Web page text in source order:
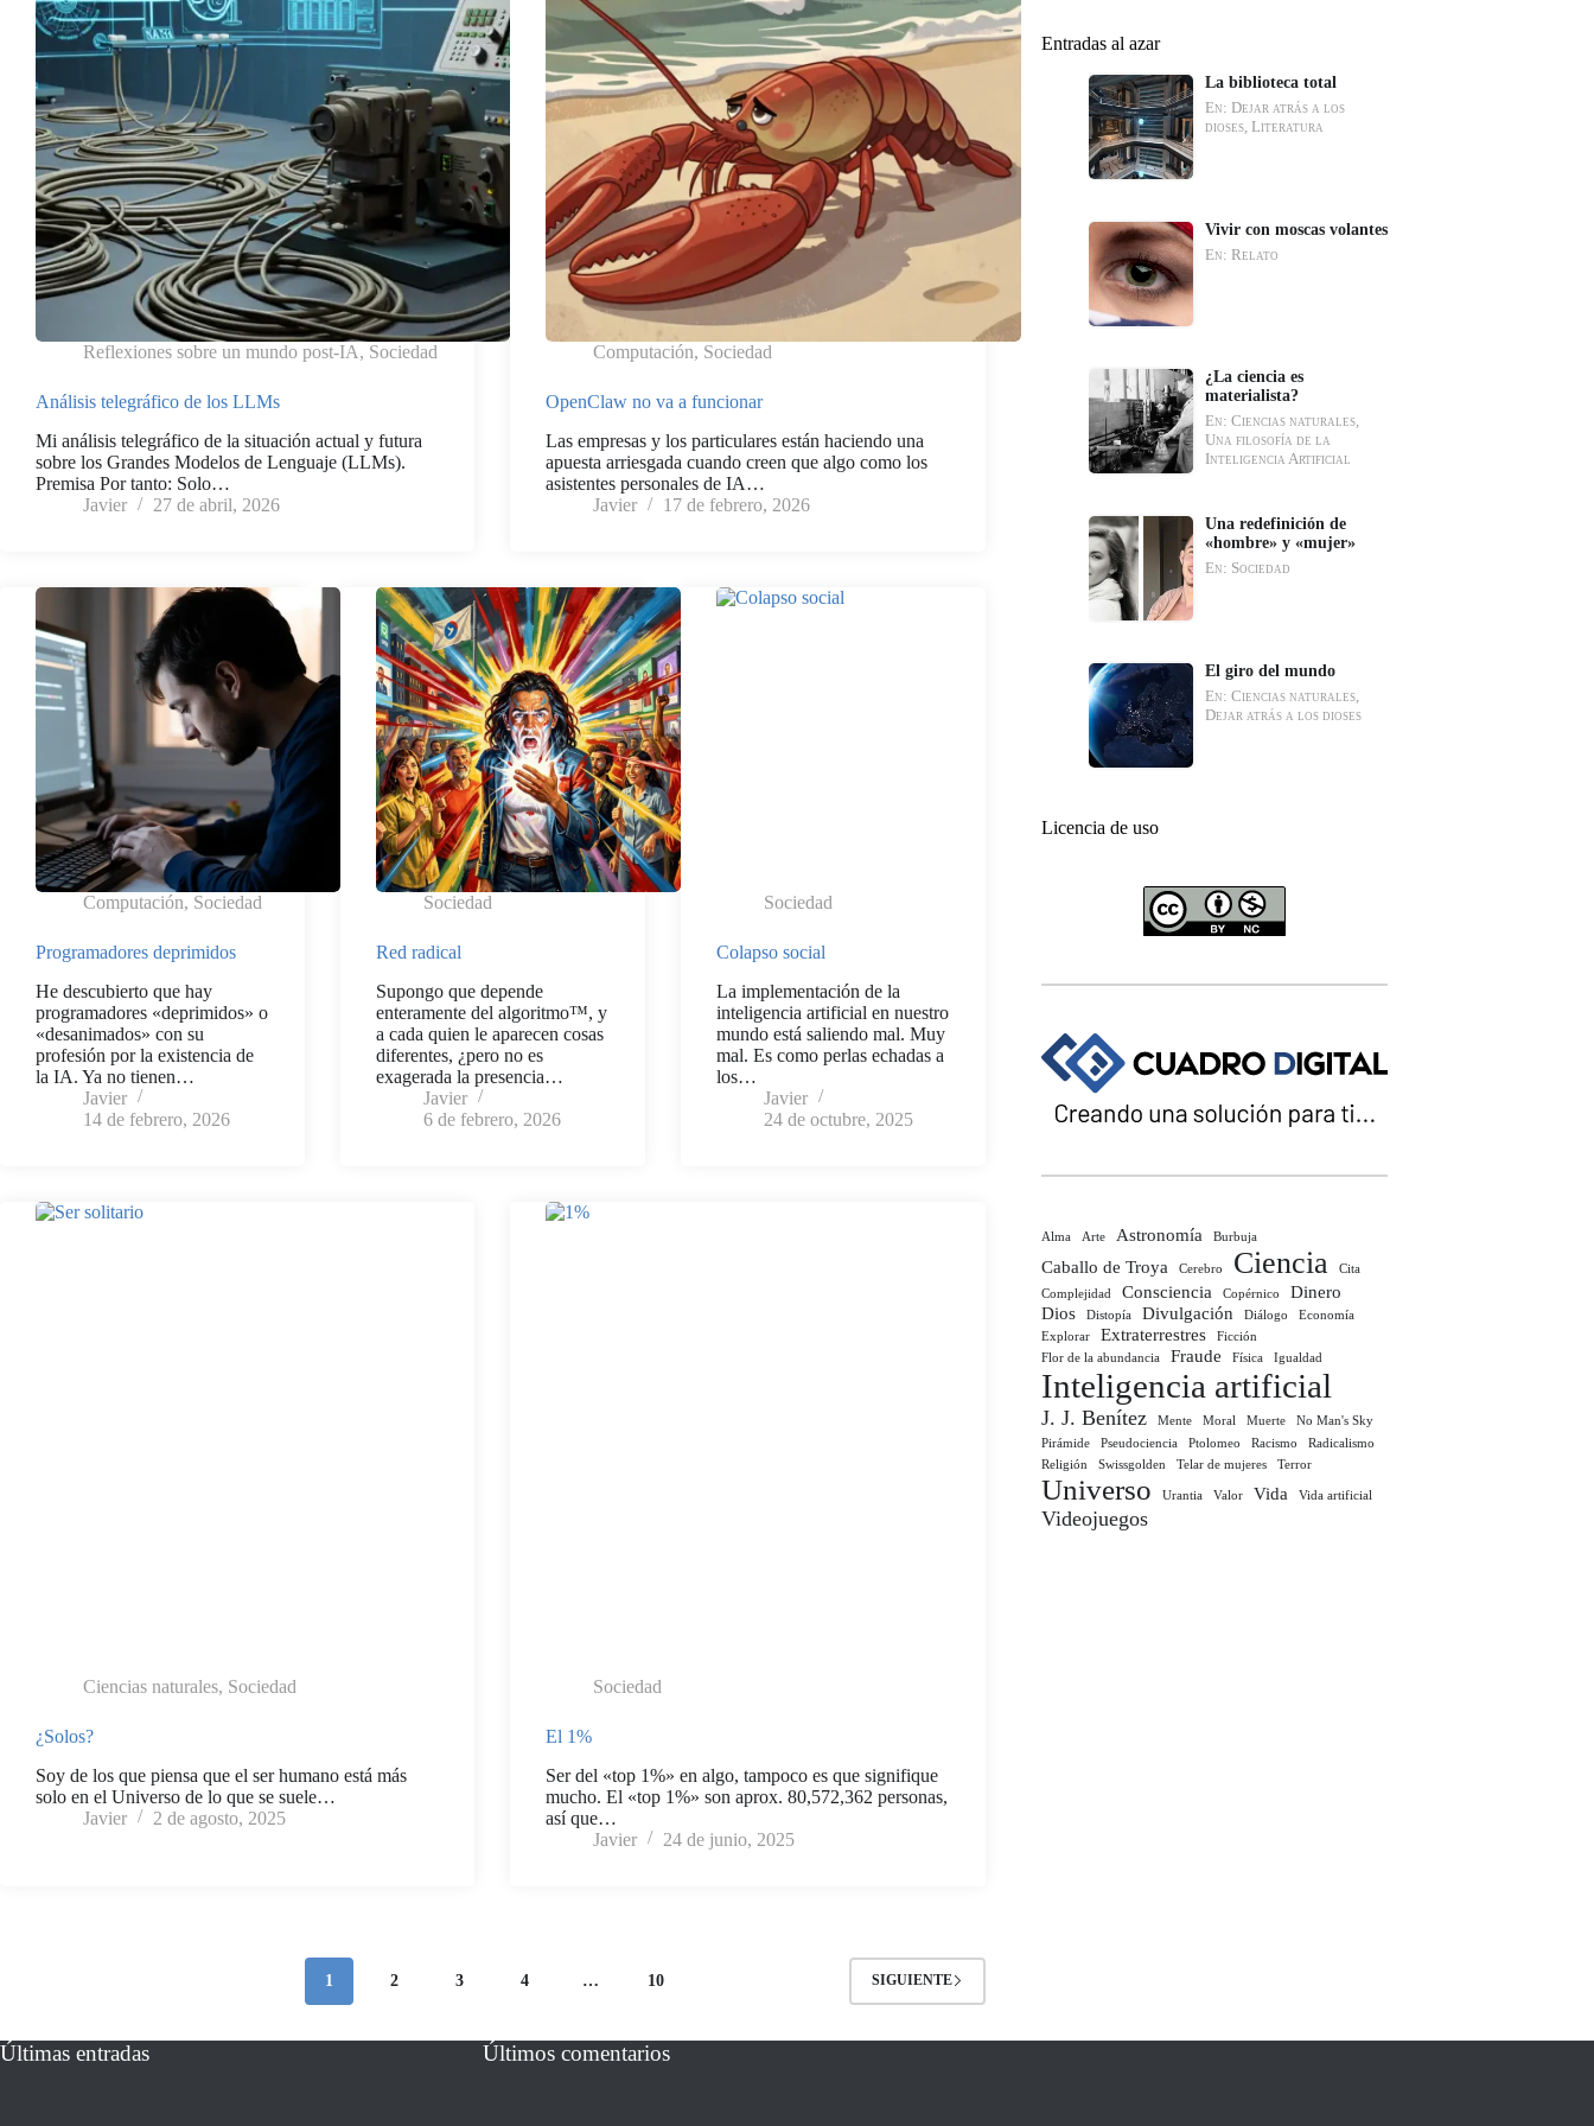
Reflexiones sobre un mundo post-IA, Sociedad
Análisis telegráfico de los LLMs
Mi análisis telegráfico de la situación actual y futura
sobre los Grandes Modelos de Lenguaje (LLMs).
Premisa Por tanto: Solo…
Javier
27 de abril, 2026
Computación, Sociedad
OpenClaw no va a funcionar
Las empresas y los particulares están haciendo una
apuesta arriesgada cuando creen que algo como los
asistentes personales de IA…
Javier
17 de febrero, 2026
Computación, Sociedad
Programadores deprimidos
He descubierto que hay
programadores «deprimidos» o
«desanimados» con su
profesión por la existencia de
la IA. Ya no tienen…
Javier
14 de febrero, 2026
Sociedad
Red radical
Supongo que depende
enteramente del algoritmo™, y
a cada quien le aparecen cosas
diferentes, ¿pero no es
exagerada la presencia…
Javier
6 de febrero, 2026
Sociedad
Colapso social
La implementación de la
inteligencia artificial en nuestro
mundo está saliendo mal. Muy
mal. Es como perlas echadas a
los…
Javier
24 de octubre, 2025
Ciencias naturales, Sociedad
¿Solos?
Soy de los que piensa que el ser humano está más
solo en el Universo de lo que se suele…
Javier
2 de agosto, 2025
Sociedad
El 1%
Ser del «top 1%» en algo, tampoco es que signifique
mucho. El «top 1%» son aprox. 80,572,362 personas,
así que…
Javier
24 de junio, 2025
1 2 3 4 … 10 SIGUIENTE
Entradas al azar
La biblioteca total
En: Dejar atrás a los
dioses, Literatura
Vivir con moscas volantes
En: Relato
¿La ciencia es
materialista?
En: Ciencias naturales,
Una filosofía de la
Inteligencia Artificial
Una redefinición de
«hombre» y «mujer»
En: Sociedad
El giro del mundo
En: Ciencias naturales,
Dejar atrás a los dioses
Licencia de uso
Alma Arte Astronomía Burbuja
Caballo de Troya Cerebro Ciencia
Cita
Complejidad
Consciencia Copérnico
Dinero
Dios
Distopía Divulgación Diálogo
Economía
Explorar
Extraterrestres
Ficción
Flor de la abundancia
Fraude Física Igualdad
Inteligencia artificial
J. J. Benítez Mente Moral Muerte
No Man's Sky
Pirámide
Pseudociencia Ptolomeo Racismo
Radicalismo
Religión
Swissgolden Telar de mujeres Terror
Universo Urantia Valor Vida Vida artificial
Videojuegos
Últimas entradas Últimos comentarios